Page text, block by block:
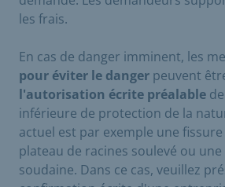
les frais.
En cas de danger imminent, les
pour éviter le danger peuvent
l'autorisation écrite préalable
inférieure de protection de la
actuel est par exemple une
plateau de racines soulevé ou
soudaine. Dans ce cas, veuillez